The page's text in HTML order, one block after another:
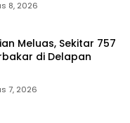
8, 2026
Meluas, Sekitar 757
di Delapan
7, 2026